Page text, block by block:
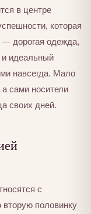
в центре
которая
— дорогая одежда,
идеальный
навсегда. Мало
а сами носители
своих дней.
с
половинку